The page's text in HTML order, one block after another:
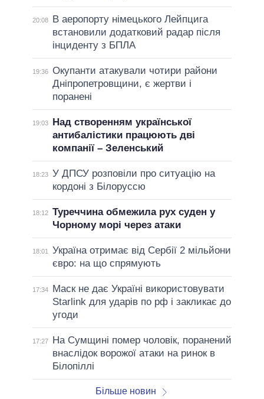
20:08
В аеропорту німецького Лейпцига
встановили додатковий радар після
інциденту з БПЛА
19:36 Окупанти атакували чотири райони
Дніпропетровщини, є жертви і
поранені
19:03
Над створенням української
антибалістики працюють дві
компанії – Зеленський
18:23 У ДПСУ розповіли про ситуацію на
кордоні з Білоруссю
18:12 Туреччина обмежила рух суден у
Чорному морі через атаки
18:01
Україна отримає від Сербії 2 мільйони
євро: на що спрямують
17:34
Маск не дає Україні використовувати
Starlink для ударів по рф і закликає до
угоди
17:27
На Сумщині помер чоловік, поранений
внаслідок ворожої атаки на ринок в
Білопіллі
Більше новин